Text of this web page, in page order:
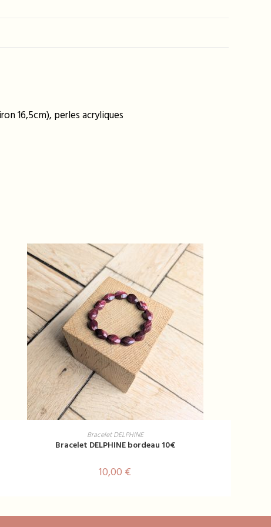
16,5cm), perles acryliques
AJOUTER AU PANIER
Bracelet DELPHINE
Bracelet DELPHINE bordeau 10€
10,00 €